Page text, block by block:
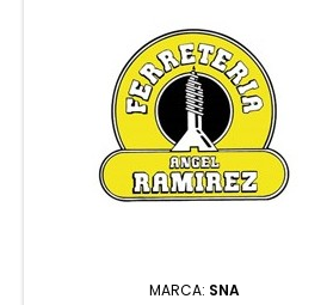
MARCA: SNA